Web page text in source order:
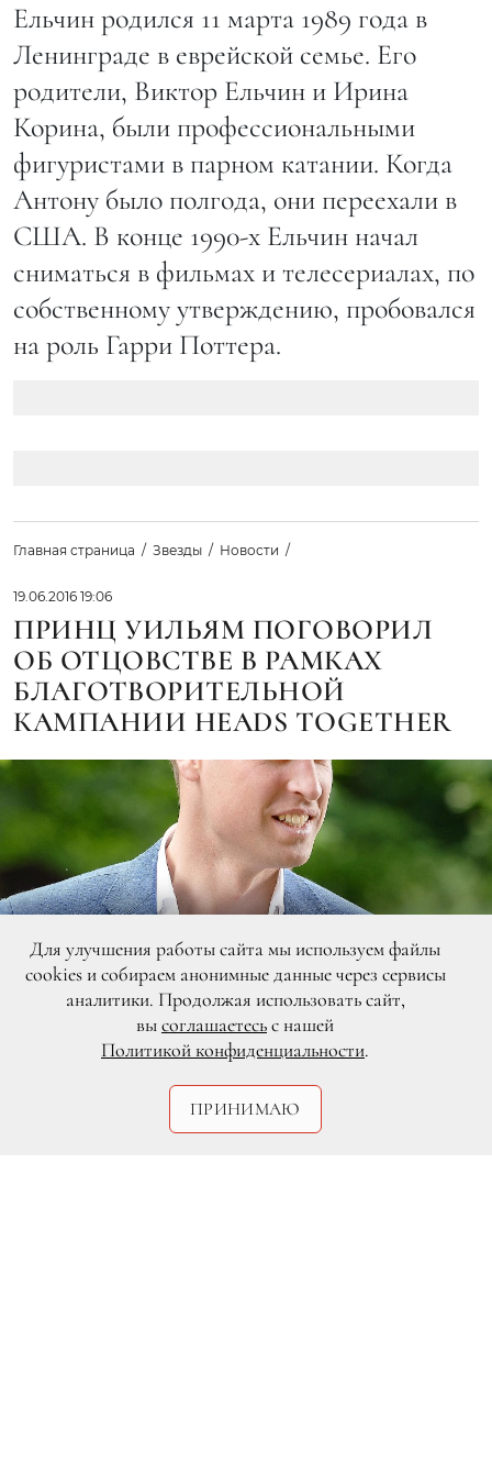
Ельчин родился 11 марта 1989 года в
Ленинграде в еврейской семье. Его
родители, Виктор Ельчин и Ирина
Корина, были профессиональными
фигуристами в парном катании. Когда
Антону было полгода, они переехали в
США. В конце 1990-х Ельчин начал
сниматься в фильмах и телесериалах, по
собственному утверждению, пробовался
на роль Гарри Поттера.
Главная страница Звезды Новости
19.06.2016 19:06
ПРИНЦ УИЛЬЯМ ПОГОВОРИЛ
ОБ ОТЦОВСТВЕ В РАМКАХ
БЛАГОТВОРИТЕЛЬНОЙ
КАМПАНИИ HEADS TOGETHER
Legion-Media
Для улучшения работы сайта мы используем файлы
cookies и собираем анонимные данные через сервисы
аналитики. Продолжая использовать сайт,
высоглашаетесьс нашей
Политикой конфиденциальности.
ПРИНИМАЮ